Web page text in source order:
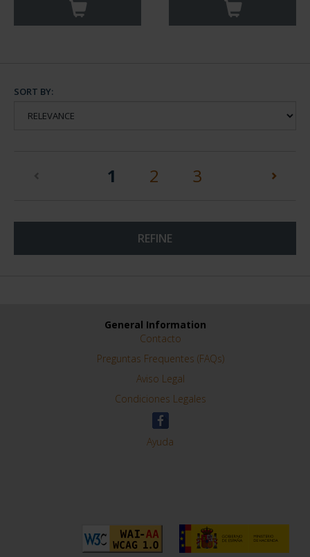
SORT BY:
1 (current)
2 3
REFINE
General Information
Contacto
Preguntas Frequentes (FAQs)
Aviso Legal
Condiciones Legales
Ayuda